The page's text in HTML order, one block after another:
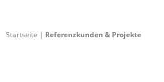
Startseite | Referenzkunden & Projekte